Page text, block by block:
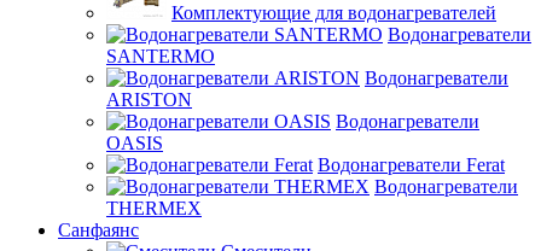
Комплектующие для водонагревателей
Водонагреватели
SANTERMO
Водонагреватели
ARISTON
Водонагреватели
OASIS
Водонагреватели Ferat
Водонагреватели
THERMEX
Санфаянс